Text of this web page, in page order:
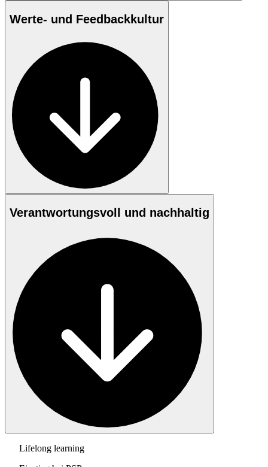
Werte- und Feedbackkultur
Verantwortungsvoll und nachhaltig
Lifelong learning